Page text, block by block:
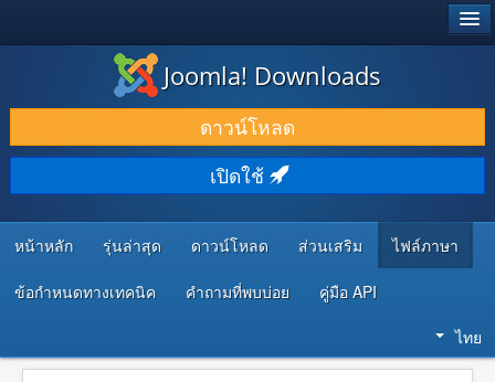
ดาวน์โหลด & ส่วนเสริม
ค้นคว้า & เรียนรู้
ชุมชน & สนับสนุน
ทรัพยากรสำหรับนักพัฒนา
Joomla! Downloads
ดาวน์โหลด
เปิดใช้
หน้าหลัก รุ่นล่าสุด ดาวน์โหลด ส่วนเสริม ไฟล์ภาษา
ข้อกำหนดทางเทคนิค คำถามที่พบบ่อย คู่มือ API
ไทย